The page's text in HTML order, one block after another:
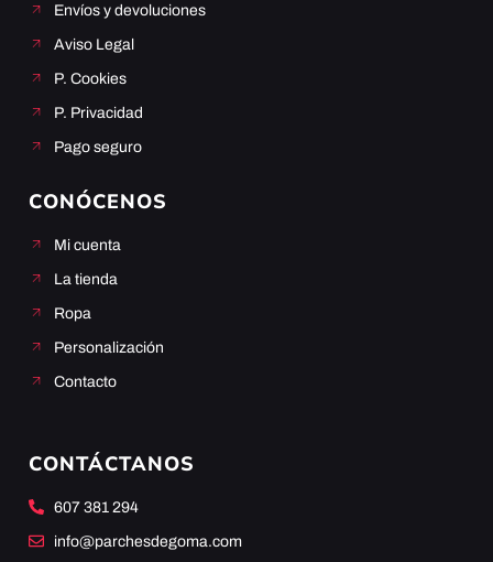
Envíos y devoluciones
Aviso Legal
P. Cookies
P. Privacidad
Pago seguro
CONÓCENOS
Mi cuenta
La tienda
Ropa
Personalización
Contacto
CONTÁCTANOS
607 381 294
info@parchesdegoma.com